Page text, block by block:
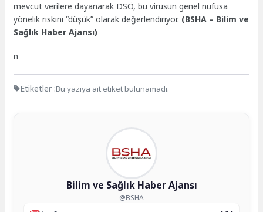
mevcut verilere dayanarak DSÖ, bu virüsün genel nüfusa
yönelik riskini “düşük” olarak değerlendiriyor. (BSHA – Bilim ve
Sağlık Haber Ajansı)
n
Etiketler :Bu yazıya ait etiket bulunamadı.
Bilim ve Sağlık Haber Ajansı
@BSHA